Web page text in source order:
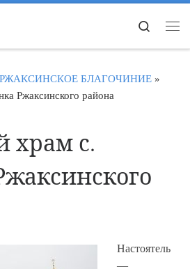
Search
РЖАКСИНСКОЕ БЛАГОЧИНИЕ »
Ржаксинского района
храм с.
Настоятель
—